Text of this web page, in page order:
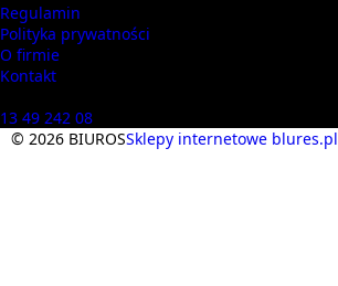
Regulamin
Polityka prywatności
O firmie
Kontakt
13 49 242 08
© 2026 BIUROSSklepy internetowe blures.pl